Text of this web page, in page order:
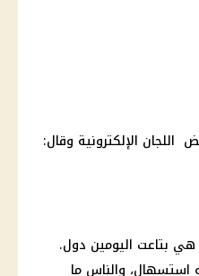
الإلكترونية وقال:
بتاعت اليومين دول.
والناس ما